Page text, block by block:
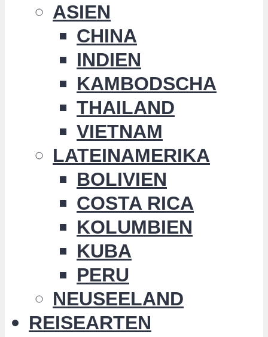
ASIEN
CHINA
INDIEN
KAMBODSCHA
THAILAND
VIETNAM
LATEINAMERIKA
BOLIVIEN
COSTA RICA
KOLUMBIEN
KUBA
PERU
NEUSEELAND
REISEARTEN